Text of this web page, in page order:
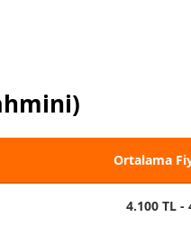
Ortalama
4.100 TL -